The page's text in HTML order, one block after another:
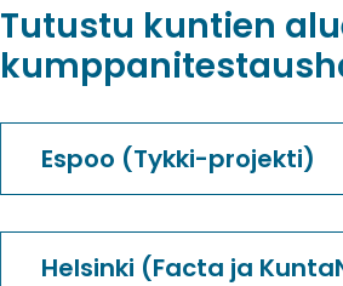
Tutustu kuntien
Espoo (Tykki-projekti)
Helsinki (Facta ja